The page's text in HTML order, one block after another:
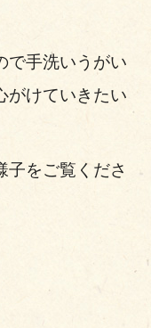
で手洗いうがい
がけていきたい
子をご覧くださ